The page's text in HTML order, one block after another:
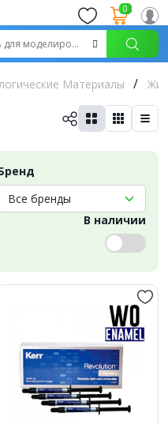
0
Материалы
В наличии